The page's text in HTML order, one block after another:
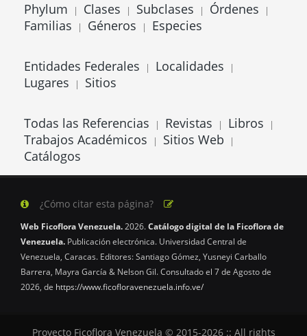
Phylum | Clases | Subclases | Órdenes |
Familias | Géneros | Especies
Entidades Federales | Localidades |
Lugares | Sitios
Todas las Referencias | Revistas | Libros |
Trabajos Académicos | Sitios Web |
Catálogos
¿Cómo citar esta página?
Web Ficoflora Venezuela.2026.Catálogo digital de la Ficoflora de
Venezuela. Publicación electrónica. Universidad Central de
Venezuela, Caracas. Editores: Santiago Gómez, Yusneyi Carballo
Barrera, Mayra García & Nelson Gil. Consultado el 7 de Agosto de
2026, de https://www.ficofloravenezuela.info.ve/
Proyecto Ficoflora Venezuela © 2015-2026 :: All rights